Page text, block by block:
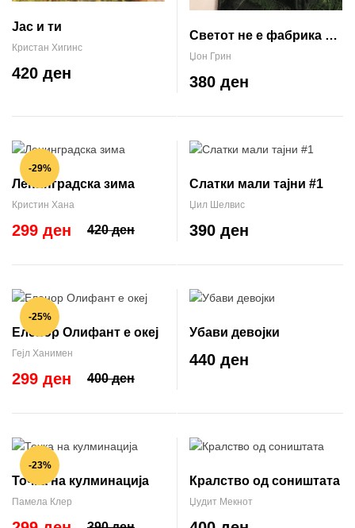
Јас и ти
Кристан Хигинс
420 ден
Светот не е фабрика за
исполнување желби
Џон Грин
380 ден
-29%
Ленинградска зима
Кристин Хана
420 ден
299 ден
Слатки мали тајни #1
Џил Шелвис
390 ден
-25%
Еленор Олифант е океј
Гејл Ханимен
400 ден
299 ден
Убави девојки
440 ден
-23%
Точка на кулминација
Памела Клер
Кралство од соништата
Џудит Мекнот